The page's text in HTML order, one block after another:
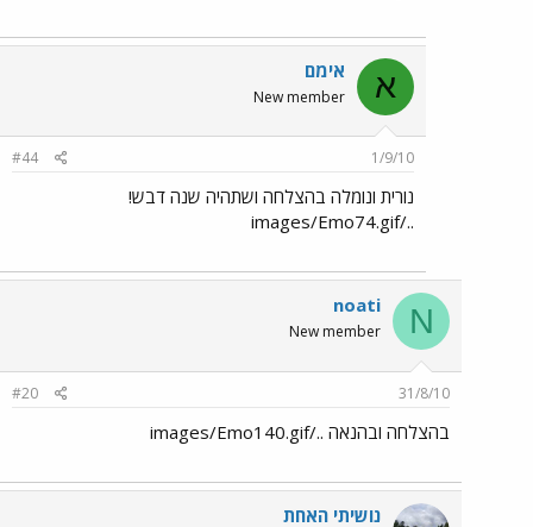
א אימם
New member
1/9/10
#44
נורית ונומלה בהצלחה ושתהיה שנה דבש!
../images/Emo74.gif
N
noati
New member
31/8/10
#20
בהצלחה ובהנאה ../images/Emo140.gif
נושיתי האחת